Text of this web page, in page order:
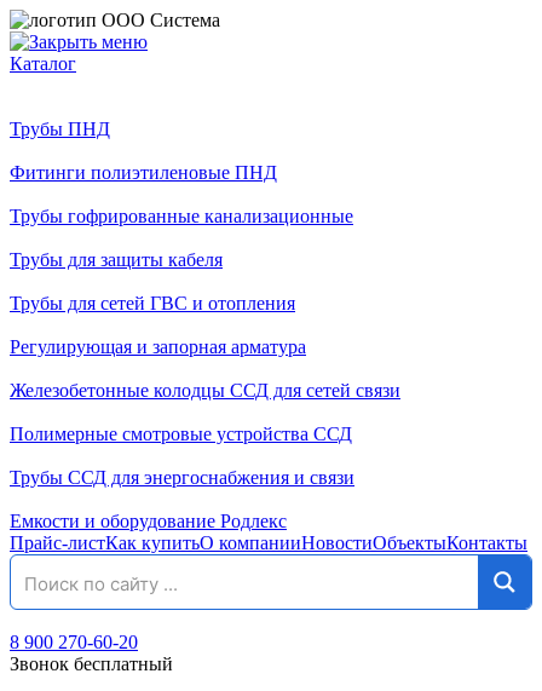
Каталог
Трубы ПНД
Фитинги полиэтиленовые ПНД
Трубы гофрированные канализационные
Трубы для защиты кабеля
Трубы для сетей ГВС и отопления
Регулирующая и запорная арматура
Железобетонные колодцы ССД для сетей связи
Полимерные смотровые устройства ССД
Трубы ССД для энергоснабжения и связи
Емкости и оборудование Родлекс
Прайс-листКак купитьО компанииНовостиОбъектыКонтакты
8 900 270-60-20
Звонок бесплатный